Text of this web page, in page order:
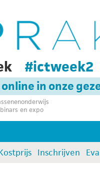
#ictweek2
in onze
en expo
Inschrijven